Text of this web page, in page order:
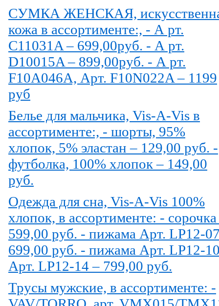
СУМКА ЖЕНСКАЯ,
кожа в ассортименте:, - А рт.
C11031A – 699,00руб. - А рт.
D10015A – 899,00руб. - А рт.
F10A046A, Арт. F10N022A – 1199
руб
Белье для мальчика, Vis-A-Vis в
ассортименте:, - шорты, 95%
хлопок, 5% эластан – 129,00 руб. -
футболка, 100% хлопок – 149,00
руб.
Одежда для сна, Vis-A-Vis 100%
хлопок, в ассортименте: -
599,00 руб. - пижама Арт. LP12-
699,00 руб. - пижама Арт. LP12-
Арт. LP12-14 – 799,00 руб.
Трусы мужские, в ассортименте: -